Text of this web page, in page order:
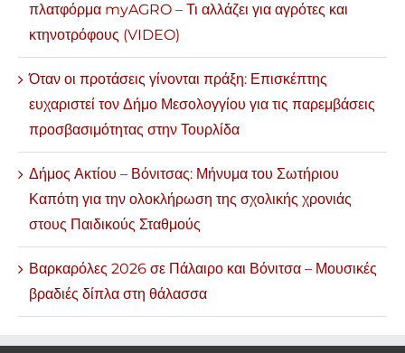
πλατφόρμα myAGRO – Τι αλλάζει για αγρότες και
κτηνοτρόφους (VIDEO)
Όταν οι προτάσεις γίνονται πράξη: Επισκέπτης
ευχαριστεί τον Δήμο Μεσολογγίου για τις παρεμβάσεις
προσβασιμότητας στην Τουρλίδα
Δήμος Ακτίου – Βόνιτσας: Μήνυμα του Σωτήριου
Καπότη για την ολοκλήρωση της σχολικής χρονιάς
στους Παιδικούς Σταθμούς
Βαρκαρόλες 2026 σε Πάλαιρο και Βόνιτσα – Μουσικές
βραδιές δίπλα στη θάλασσα